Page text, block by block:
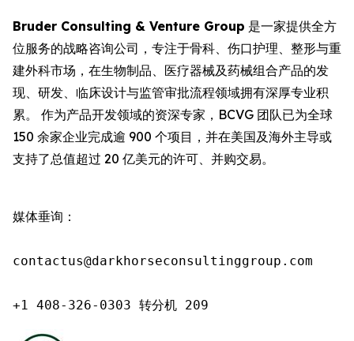
Bruder Consulting & Venture Group 是一家提供全方
位服务的战略咨询公司，专注于骨科、伤口护理、整形与重
建外科市场，在生物制品、医疗器械及药械组合产品的发
现、研发、临床设计与监管审批流程领域拥有深厚专业积
累。 作为产品开发领域的资深专家，BCVG 团队已为全球
150 余家企业完成逾 900 个项目，并在美国及海外主导或
支持了总值超过 20 亿美元的许可、并购交易。
媒体垂询：
contactus@darkhorseconsultinggroup.com
+1 408-326-0303 转分机 209